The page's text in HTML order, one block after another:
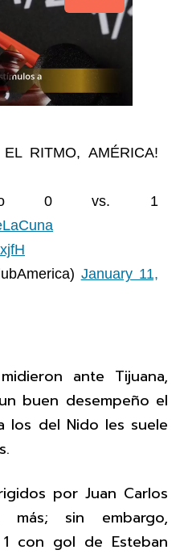
RITMO, AMÉRICA!
0 vs. 1
January 11,
ante Tijuana,
buen desempeño el
los del Nido les suele
por Juan Carlos
sin embargo,
con gol de Esteban